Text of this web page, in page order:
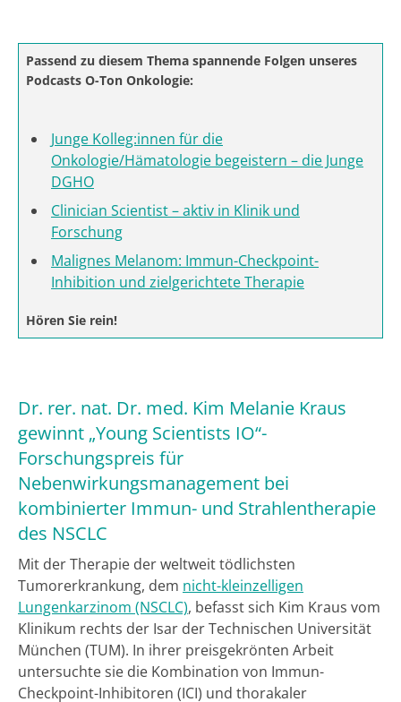
Passend zu diesem Thema spannende Folgen unseres
Podcasts O-Ton Onkologie:
Junge Kolleg:innen für die
Onkologie/Hämatologie begeistern – die Junge
DGHO
Clinician Scientist – aktiv in Klinik und
Forschung
Malignes Melanom: Immun-Checkpoint-
Inhibition und zielgerichtete Therapie
Hören Sie rein!
Dr. rer. nat. Dr. med. Kim Melanie Kraus
gewinnt „Young Scientists IO“-
Forschungspreis für
Nebenwirkungsmanagement bei
kombinierter Immun- und Strahlentherapie
des NSCLC
Mit der Therapie der weltweit tödlichsten
Tumorerkrankung, dem nicht-kleinzelligen
Lungenkarzinom (NSCLC), befasst sich Kim Kraus vom
Klinikum rechts der Isar der Technischen Universität
München (TUM). In ihrer preisgekrönten Arbeit
untersuchte sie die Kombination von Immun-
Checkpoint-Inhibitoren (ICI) und thorakaler